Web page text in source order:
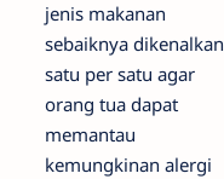
jenis makanan
sebaiknya dikenalkan
satu per satu agar
orang tua dapat
memantau
kemungkinan alergi